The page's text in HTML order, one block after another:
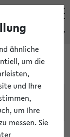
eKVV
ähnliche
um die
und Ihre
um Ihre
messen. Sie